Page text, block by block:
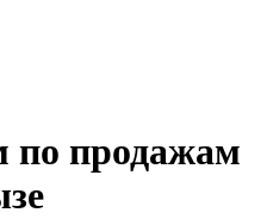
по продажам